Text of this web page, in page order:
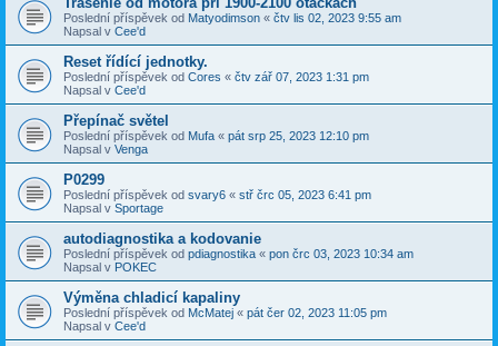
Poslední příspěvek od Matyodimson « čtv lis 02, 2023 9:55 am
Napsal v Cee'd
Reset řídící jednotky.
Poslední příspěvek od Cores « čtv zář 07, 2023 1:31 pm
Napsal v Cee'd
Přepínač světel
Poslední příspěvek od Mufa « pát srp 25, 2023 12:10 pm
Napsal v Venga
P0299
Poslední příspěvek od svary6 « stř črc 05, 2023 6:41 pm
Napsal v Sportage
autodiagnostika a kodovanie
Poslední příspěvek od pdiagnostika « pon črc 03, 2023 10:34 am
Napsal v POKEC
Výměna chladicí kapaliny
Poslední příspěvek od McMatej « pát čer 02, 2023 11:05 pm
Napsal v Cee'd